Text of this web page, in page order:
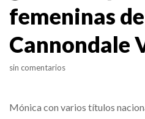
femeninas
Cannondale
sin comentarios
Mónica con varios títulos